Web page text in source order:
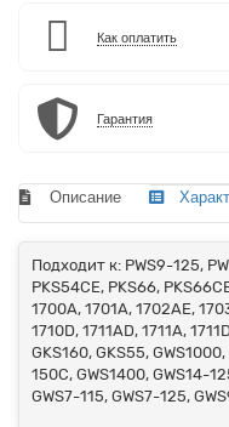
Как оплатить
Гарантия
Описание
Подходит к: PWS9-125,
PKS54CE, PKS66,
1700A, 1701A, 1702AE,
1710D, 1711AD, 1711A,
GKS160, GKS55,
150C, GWS1400, GWS14-
GWS7-115, GWS7-125,